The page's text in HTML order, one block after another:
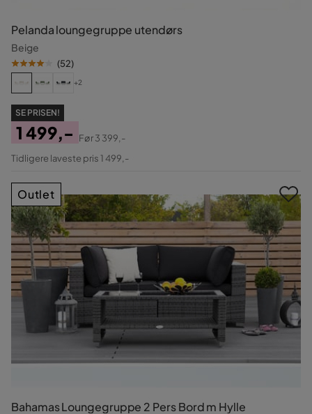
Pelanda loungegruppe utendørs
Beige
(52)
+2
SE PRISEN!
Pris
1 499,-
Original
Før3 399,-
Tidligere laveste pris 1 499,-
Bahamas Loungegruppe 2 Pers Bord m Hylle
Outlet